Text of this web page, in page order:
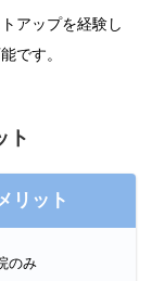
アップを経験し
です。
ト
リット
のみ